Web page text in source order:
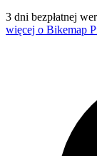
3 dni bezpłatnej
więcej o Bikemap